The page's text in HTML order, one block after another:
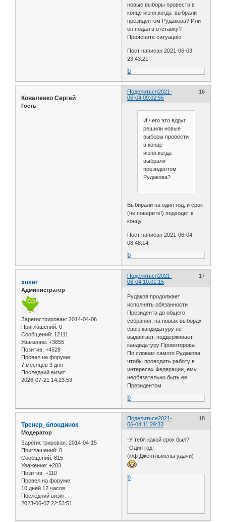
новые выборы провести в
конце июня,когда выбрали
президентом Рудакова? Или
он подал в отставку?
Проясните ситуацию
Пост написан 2021-06-03
23:43:21
0
Поделиться 16
2021-
06-04 09:02:55
Коваленко Сергей
Гость
И чего это вдруг
решили новые
выборы провести
в конце
июня,когда
выбрали
президентом
Рудакова?
Выбирали на один год, и срок
(не поверите!) подходит к
концу.
Пост написан 2021-06-04
08:48:14
0
Поделиться 17
2021-
06-04 10:01:15
xuser
Администратор
Зарегистрирован: 2014-04-06
Приглашений: 0
Сообщений: 12111
Уважение: +3655
Позитив: +4528
Провел на форуме:
7 месяцев 3 дня
Последний визит:
2026-07-21 14:23:53
Рудаков продолжает
исполнять обязанности
Президента до общего
собрания, на новых выборах
свою кандидатуру не
выдвигает, поддерживает
кандидатуру Провоторова
По словам самого Рудакова,
чтобы проводить работу в
интересах Федерации, ему
необязательно быть ее
Президентом
0
Поделиться 18
2021-
06-04 11:29:33
Тренер_блондинок
Модератор
Зарегистрирован: 2014-04-15
Приглашений: 0
Сообщений: 815
Уважение: +283
Позитив: +110
Провел на форуме:
10 дней 12 часов
Последний визит:
2023-06-07 22:53:51
-У тебя какой срок был?
-Один год!
(к/ф Джентльмены удачи)
0